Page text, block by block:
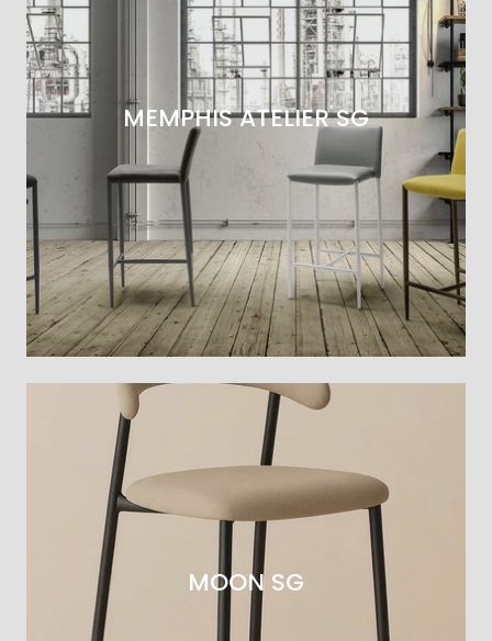
MEMPHIS ATELIER SG
MOON SG